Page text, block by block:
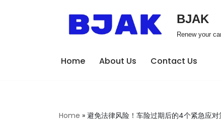
BJAK
Renew your
Home About Us Contact Us
Home » 避免法律风险！车险过期后的4个紧急应对